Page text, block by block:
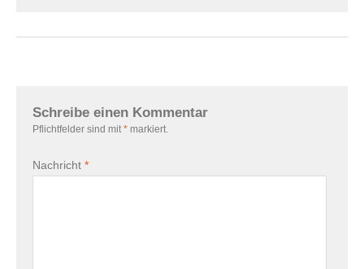
Schreibe einen Kommentar
Pflichtfelder sind mit * markiert.
Nachricht *